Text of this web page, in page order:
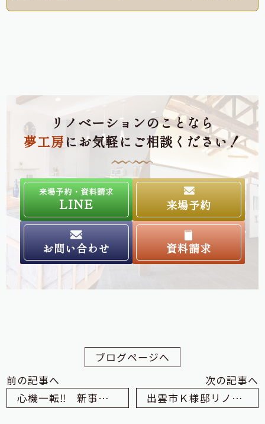
リノベーションのことなら
夢工房にお気軽にご相談ください！
来場予約・資料請求
LINE 来場予約
お問い合わせ 資料請求
ブログページへ
前の記事へ
心機一転‼ 新事務所にお引っ越し（出雲市 夢工房）
次の記事へ
出雲市Ｋ様邸リノベーション工事 安全祈願祭